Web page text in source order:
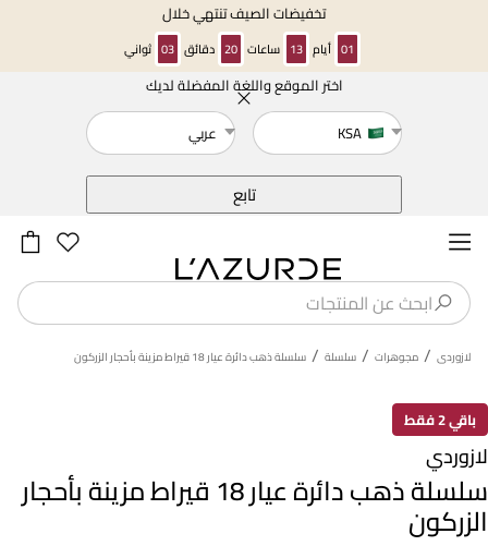
تخفيضات الصيف تنتهي خلال
01 أيام 13 ساعات 20 دقائق 03 ثواني
اختر الموقع واللغة المفضلة لديك
KSA
عربي
تابع
لازوردى / مجوهرات / سلسلة / سلسلة ذهب دائرة عيار 18 قيراط مزينة بأحجار الزركون
باقي 2 فقط
لازوردي
سلسلة ذهب دائرة عيار 18 قيراط مزينة بأحجار
الزركون